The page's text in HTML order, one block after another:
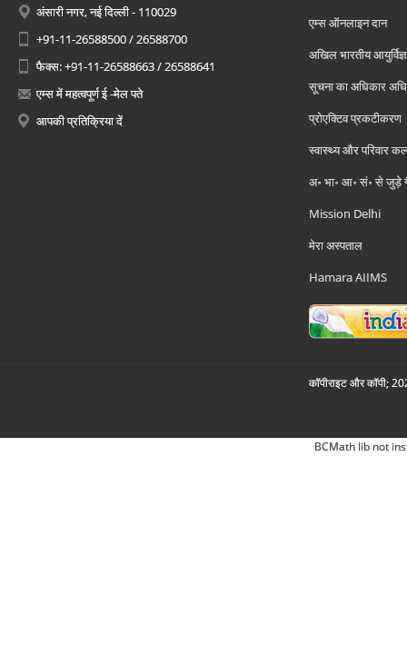
अंसारी नगर, नई दिल्ली - 110029
+91-11-26588500 / 26588700
फैक्स: +91-11-26588663 / 26588641
एम्स में महत्वपूर्ण ई -मेल पते
आपकी प्रतिक्रिया दें
एम्स ऑनलाइन दान
अखिल भारतीय
सूचना का अधिकार
प्रोएक्टिव प्रकटीकरण
स्वास्थ्य और परिवार
अ॰ भा॰ आ॰ सं॰ से जुड़े
Mission Delhi
मेरा अस्पताल
Hamara AIIMS
कॉपीराइट और कॉपी;
BCMath lib not